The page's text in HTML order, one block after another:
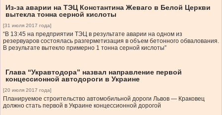
Из-за аварии на ТЭЦ Константина Жеваго в Белой Церкви
вытекла тонна серной кислоты
[31 июля 2017 года]
“В 13:45 на предприятии ТЭЦ в результате аварии на одном из
резервуаров состоялась разгерметизация в объем бетонного обвалования.
В результате вытекло примерно 1 тонна серной кислоты”
Глава “Укравтодора” назвал направление первой
концессионной автодороги в Украине
[20 июля 2017 года]
Планируемое строительство автомобильной дороги Львов — Краковец
должно стать первой в Украине концессионной дорогой